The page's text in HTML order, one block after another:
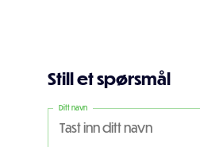
Still et spørsmål
Ditt navn